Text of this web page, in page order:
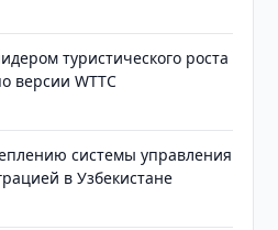
туристического роста
версии WTTC
системы управления
в Узбекистане